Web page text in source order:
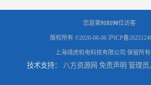
您是第918190位访客
版权所有 ©2026-08-06 沪ICP备
上海靖虎机电科技有限公司 保留所有
技术支持： 八方资源网 免责声明 管理员